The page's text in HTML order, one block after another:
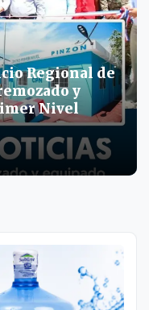
Regional de
y
Nivel